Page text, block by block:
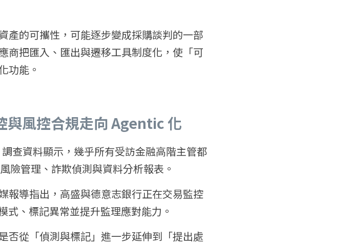
產的可攜性，可能逐步變成採購談判的一部
商把匯入、匯出與遷移工具制度化，使「可
功能。
與風控合規走向 Agentic 化
查資料顯示，幾乎所有受訪金融高階主管都
險管理、詐欺偵測與資料分析報表。
報導指出，高盛與德意志銀行正在交易監控
、標記異常並提升監理應對能力。
否從「偵測與標記」進一步延伸到「提出處